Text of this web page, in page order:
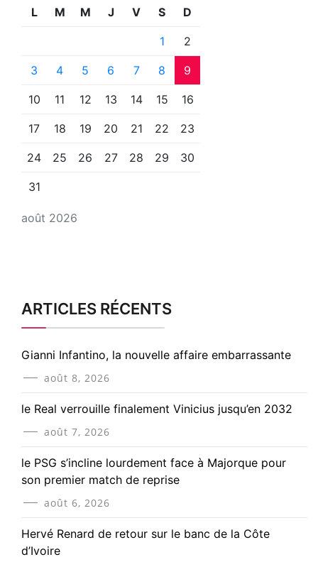
août 2026
L M M J V S D
1 2
3 4 5 6 7 8 9
10 11 12 13 14 15 16
17 18 19 20 21 22 23
24 25 26 27 28 29 30
31
ARTICLES RÉCENTS
Gianni Infantino, la nouvelle affaire embarrassante
août 8, 2026
le Real verrouille finalement Vinicius jusqu’en 2032
août 7, 2026
le PSG s’incline lourdement face à Majorque pour
son premier match de reprise
août 6, 2026
Hervé Renard de retour sur le banc de la Côte
d’Ivoire